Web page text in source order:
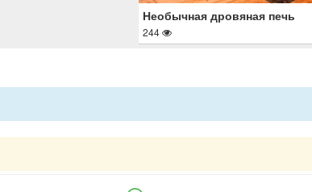
Необычная дровяная печь
244